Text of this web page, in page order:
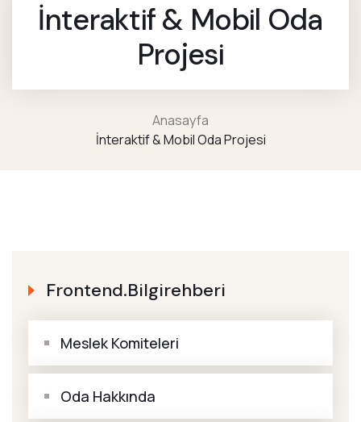
İnteraktif & Mobil Oda
Projesi
Anasayfa
İnteraktif & Mobil Oda Projesi
Frontend.bilgirehberi
Meslek Komiteleri
Oda Hakkında